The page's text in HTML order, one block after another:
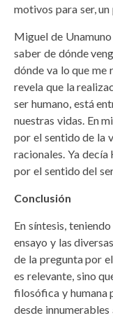
motivos para ser,
Miguel de
saber de dónde
dónde va lo que me
revela que la
ser humano, está
nuestras vidas. En
por el sentido de la
racionales. Ya
por el sentido del
Conclusión
En síntesis,
ensayo y las
de la pregunta por
es relevante, sino
filosófica y humana
desde